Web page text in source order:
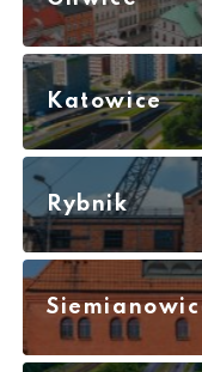
Katowice
Rybnik